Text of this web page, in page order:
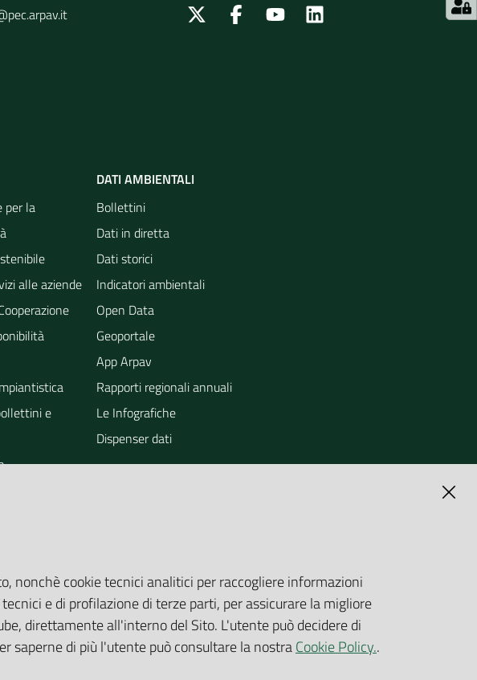
Twitter FacebookYoutube
per la
alle aziende
e
DATI AMBIENTALI
Bollettini
Dati in diretta
Dati storici
Indicatori ambientali
Open Data
Geoportale
App Arpav
Rapporti regionali annuali
Le Infografiche
Dispenser dati
nonchè cookie tecnici analitici per raccogliere informazioni
e di profilazione di terze parti, per assicurare la migliore
direttamente all'interno del Sito. L'utente può decidere di
saperne di più l'utente può consultare la nostraCookie Policy..